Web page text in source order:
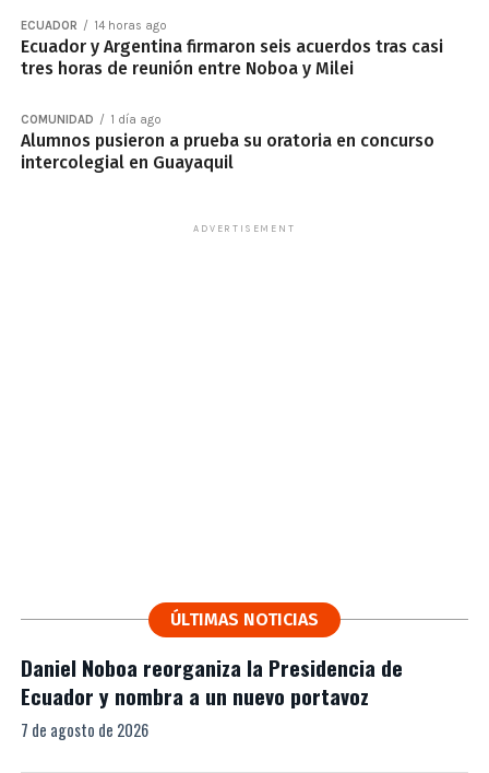
ECUADOR 14 horas ago
Ecuador y Argentina firmaron seis acuerdos tras casi
tres horas de reunión entre Noboa y Milei
COMUNIDAD 1 día ago
Alumnos pusieron a prueba su oratoria en concurso
intercolegial en Guayaquil
ADVERTISEMENT
ÚLTIMAS NOTICIAS
Daniel Noboa reorganiza la Presidencia de
Ecuador y nombra a un nuevo portavoz
7 de agosto de 2026